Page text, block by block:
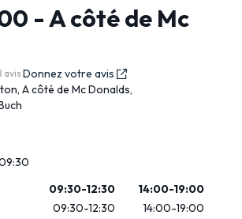
- A côté de Mc
avis Donnez votre avis
A côté de Mc Donalds,
09:30-12:30
14:00-19:00
09:30-12:30
14:00-19:00